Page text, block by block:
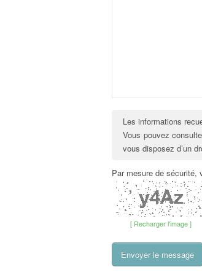
Les informations
Vous pouvez
vous disposez d’un
Par mesure de sécurité,
[ Recharger l'image ]